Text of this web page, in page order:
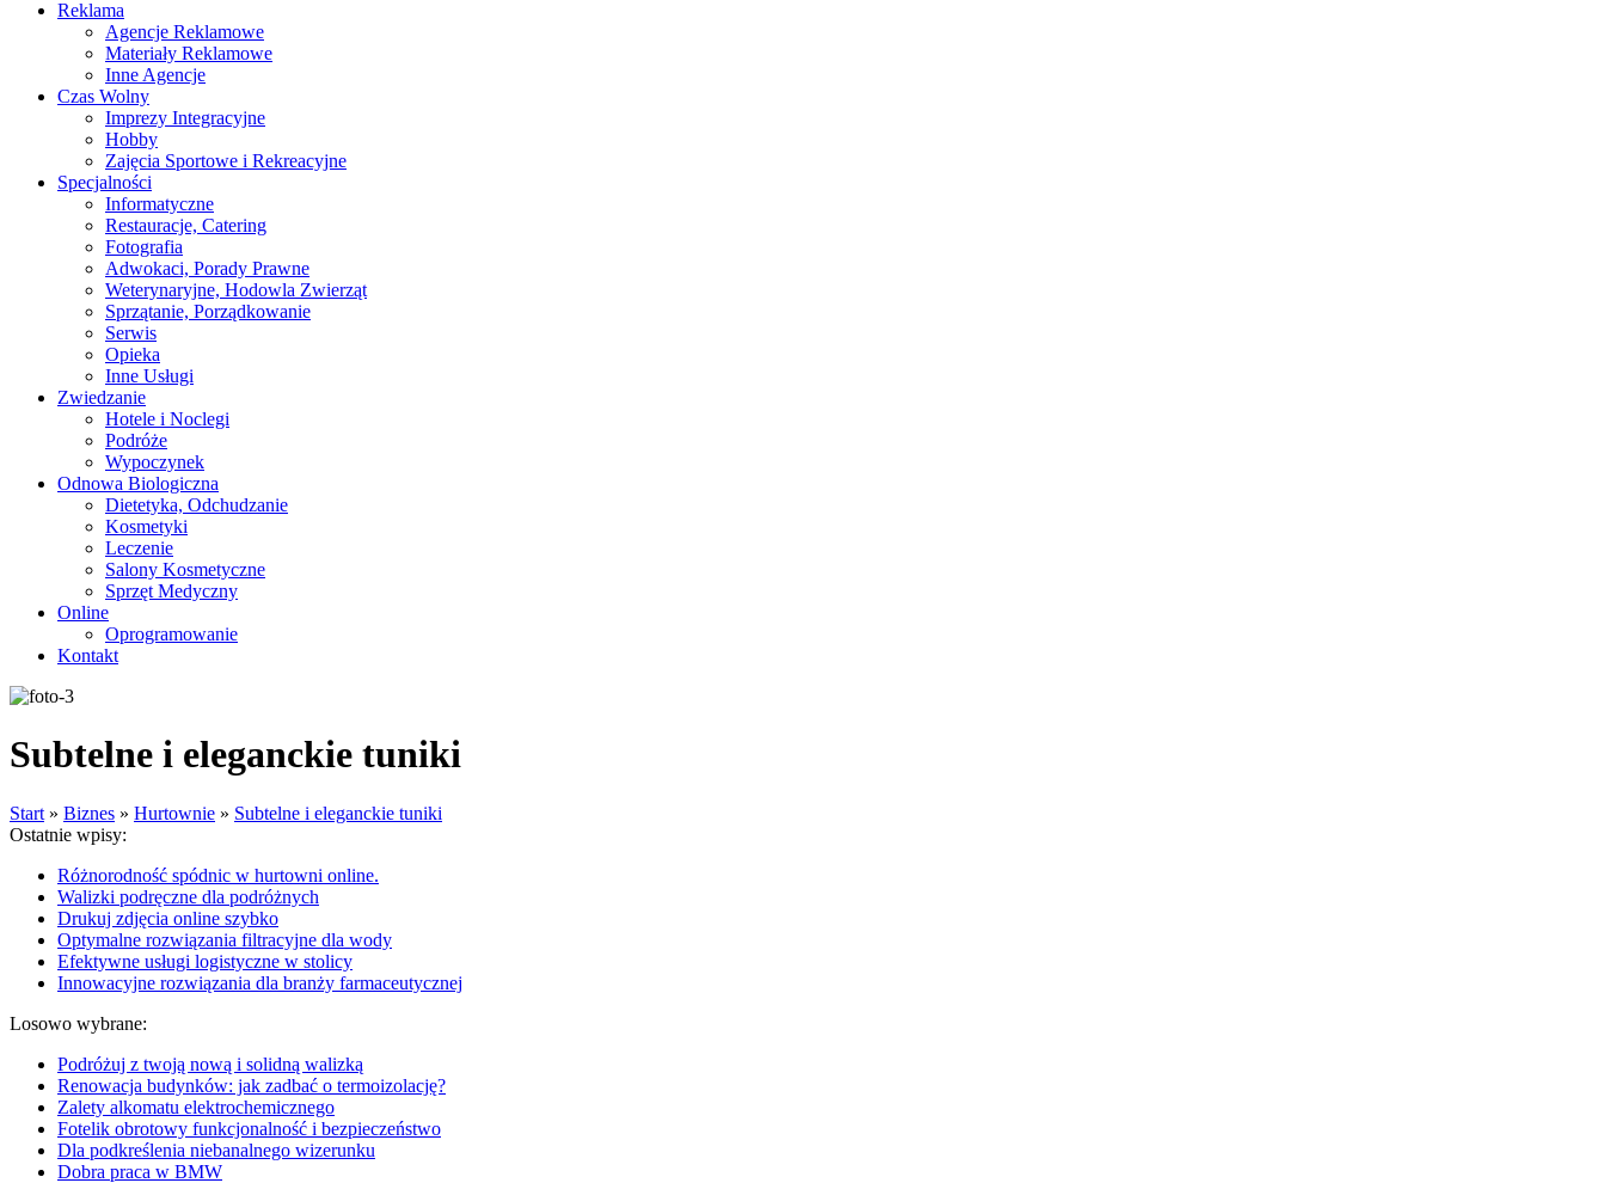
Reklama
Agencje Reklamowe
Materiały Reklamowe
Inne Agencje
Czas Wolny
Imprezy Integracyjne
Hobby
Zajęcia Sportowe i Rekreacyjne
Specjalności
Informatyczne
Restauracje, Catering
Fotografia
Adwokaci, Porady Prawne
Weterynaryjne, Hodowla Zwierząt
Sprzątanie, Porządkowanie
Serwis
Opieka
Inne Usługi
Zwiedzanie
Hotele i Noclegi
Podróże
Wypoczynek
Odnowa Biologiczna
Dietetyka, Odchudzanie
Kosmetyki
Leczenie
Salony Kosmetyczne
Sprzęt Medyczny
Online
Oprogramowanie
Kontakt
Subtelne i eleganckie tuniki
Start » Biznes » Hurtownie » Subtelne i eleganckie tuniki
Ostatnie wpisy:
Różnorodność spódnic w hurtowni online.
Walizki podręczne dla podróżnych
Drukuj zdjęcia online szybko
Optymalne rozwiązania filtracyjne dla wody
Efektywne usługi logistyczne w stolicy
Innowacyjne rozwiązania dla branży farmaceutycznej
Losowo wybrane:
Podróżuj z twoją nową i solidną walizką
Renowacja budynków: jak zadbać o termoizolację?
Zalety alkomatu elektrochemicznego
Fotelik obrotowy funkcjonalność i bezpieczeństwo
Dla podkreślenia niebanalnego wizerunku
Dobra praca w BMW